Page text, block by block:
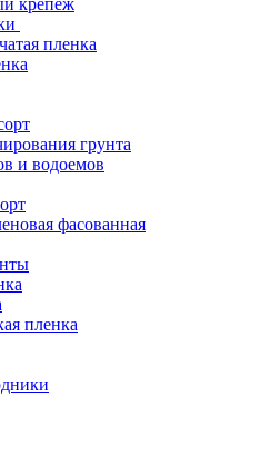
крепеж
пленка
грунта
и водоемов
фасованная
пленка